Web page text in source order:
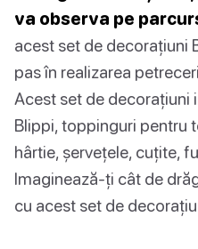
va observa pe
acest set de decorațiuni
pas în realizarea
Acest set de decorațiuni
Blippi, toppinguri pentru
hârtie, șervețele, cuțite,
Imaginează-ți cât de
cu acest set de